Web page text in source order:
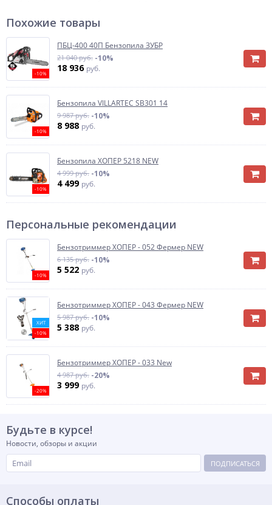
Похожие товары
-10%
ПБЦ-400 40П Бензопила ЗУБР
21 040 руб. -10%
18 936 руб.
-10%
Бензопила VILLARTEC SB301 14
9 987 руб. -10%
8 988 руб.
-10%
Бензопила ХОПЕР 5218 NEW
4 999 руб. -10%
4 499 руб.
Персональные рекомендации
-10%
Бензотриммер ХОПЕР - 052 Фермер NEW
6 135 руб. -10%
5 522 руб.
ХИТ
-10%
Бензотриммер ХОПЕР - 043 Фермер NEW
5 987 руб. -10%
5 388 руб.
-20%
Бензотриммер ХОПЕР - 033 New
4 987 руб. -20%
3 999 руб.
Будьте в курсе!
Новости, обзоры и акции
ПОДПИСАТЬСЯ
Способы оплаты